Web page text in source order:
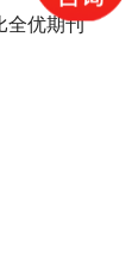
全优期刊